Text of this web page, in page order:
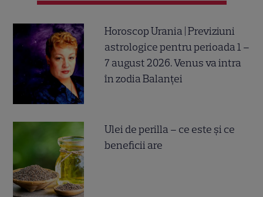
Horoscop Urania | Previziuni
astrologice pentru perioada 1 –
7 august 2026. Venus va intra
în zodia Balanței
Ulei de perilla – ce este și ce
beneficii are